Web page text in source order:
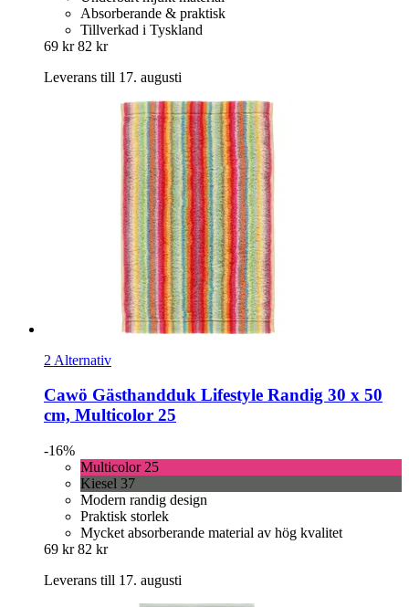
Absorberande & praktisk
Tillverkad i Tyskland
69 kr 82 kr
Leverans till 17. augusti
2 Alternativ
Cawö Gästhandduk Lifestyle Randig 30 x 50
cm, Multicolor 25
-16%
Multicolor 25
Kiesel 37
Modern randig design
Praktisk storlek
Mycket absorberande material av hög kvalitet
69 kr 82 kr
Leverans till 17. augusti